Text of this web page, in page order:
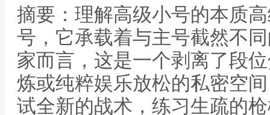
摘要：理解高级小号的本质
号，它承载着与主号截然不
家而言，这是一个剥离了段
炼或纯粹娱乐放松的私密空
试全新的战术，练习生疏的